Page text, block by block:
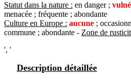
Statut dans la nature : en danger ;
menacée ; fréquente ; abondante
Culture en Europe : aucune ;
commune ; abondante - Zone de
', '
Description détaillée